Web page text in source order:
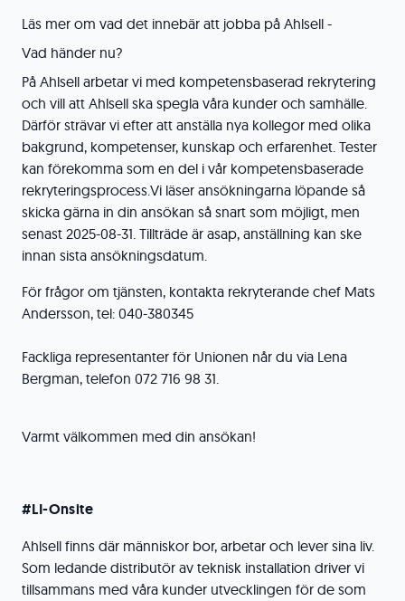
Läs mer om vad det innebär att jobba på Ahlsell -
Vad händer nu?
På Ahlsell arbetar vi med kompetensbaserad rekrytering
och vill att Ahlsell ska spegla våra kunder och samhälle.
Därför strävar vi efter att anställa nya kollegor med olika
bakgrund, kompetenser, kunskap och erfarenhet. Tester
kan förekomma som en del i vår kompetensbaserade
rekryteringsprocess.Vi läser ansökningarna löpande så
skicka gärna in din ansökan så snart som möjligt, men
senast 2025-08-31. Tillträde är asap, anställning kan ske
innan sista ansökningsdatum.
För frågor om tjänsten, kontakta rekryterande chef Mats
Andersson, tel: 040-380345
Fackliga representanter för Unionen når du via Lena
Bergman, telefon 072 716 98 31.
Varmt välkommen med din ansökan!
#LI-Onsite
Ahlsell finns där människor bor, arbetar och lever sina liv.
Som ledande distributör av teknisk installation driver vi
tillsammans med våra kunder utvecklingen för de som